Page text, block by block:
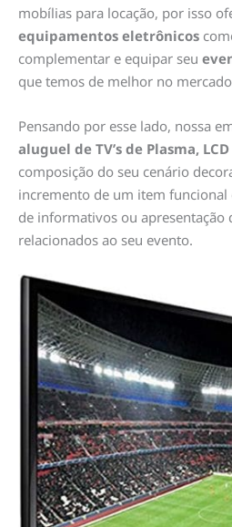
mobílias para locação, por isso
equipamentos eletrônicos
complementar e equipar seu
que temos de melhor no
Pensando por esse lado, nossa
aluguel de TV’s de Plasma, LCD
composição do seu cenário
incremento de um item
de informativos ou apresentação
relacionados ao seu evento.